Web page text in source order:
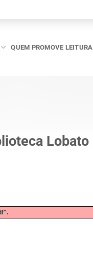
QUEM PROMOVE LEITURA
Lobato